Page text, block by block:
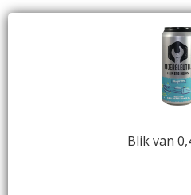
Blik van